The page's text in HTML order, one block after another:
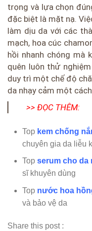
trọng và lựa chọn
đặc biệt là mặt nạ.
làm dịu da với các
mạch, hoa cúc
hồi nhanh chóng mà
quên luôn thử
duy trì một chế độ
da nhạy cảm một
>> ĐỌC THÊM:
Top kem chống
chuyên gia da liễu
Top serum cho da
sĩ khuyên dùng
Top nước hoa
và bảo vệ da
Share this post :